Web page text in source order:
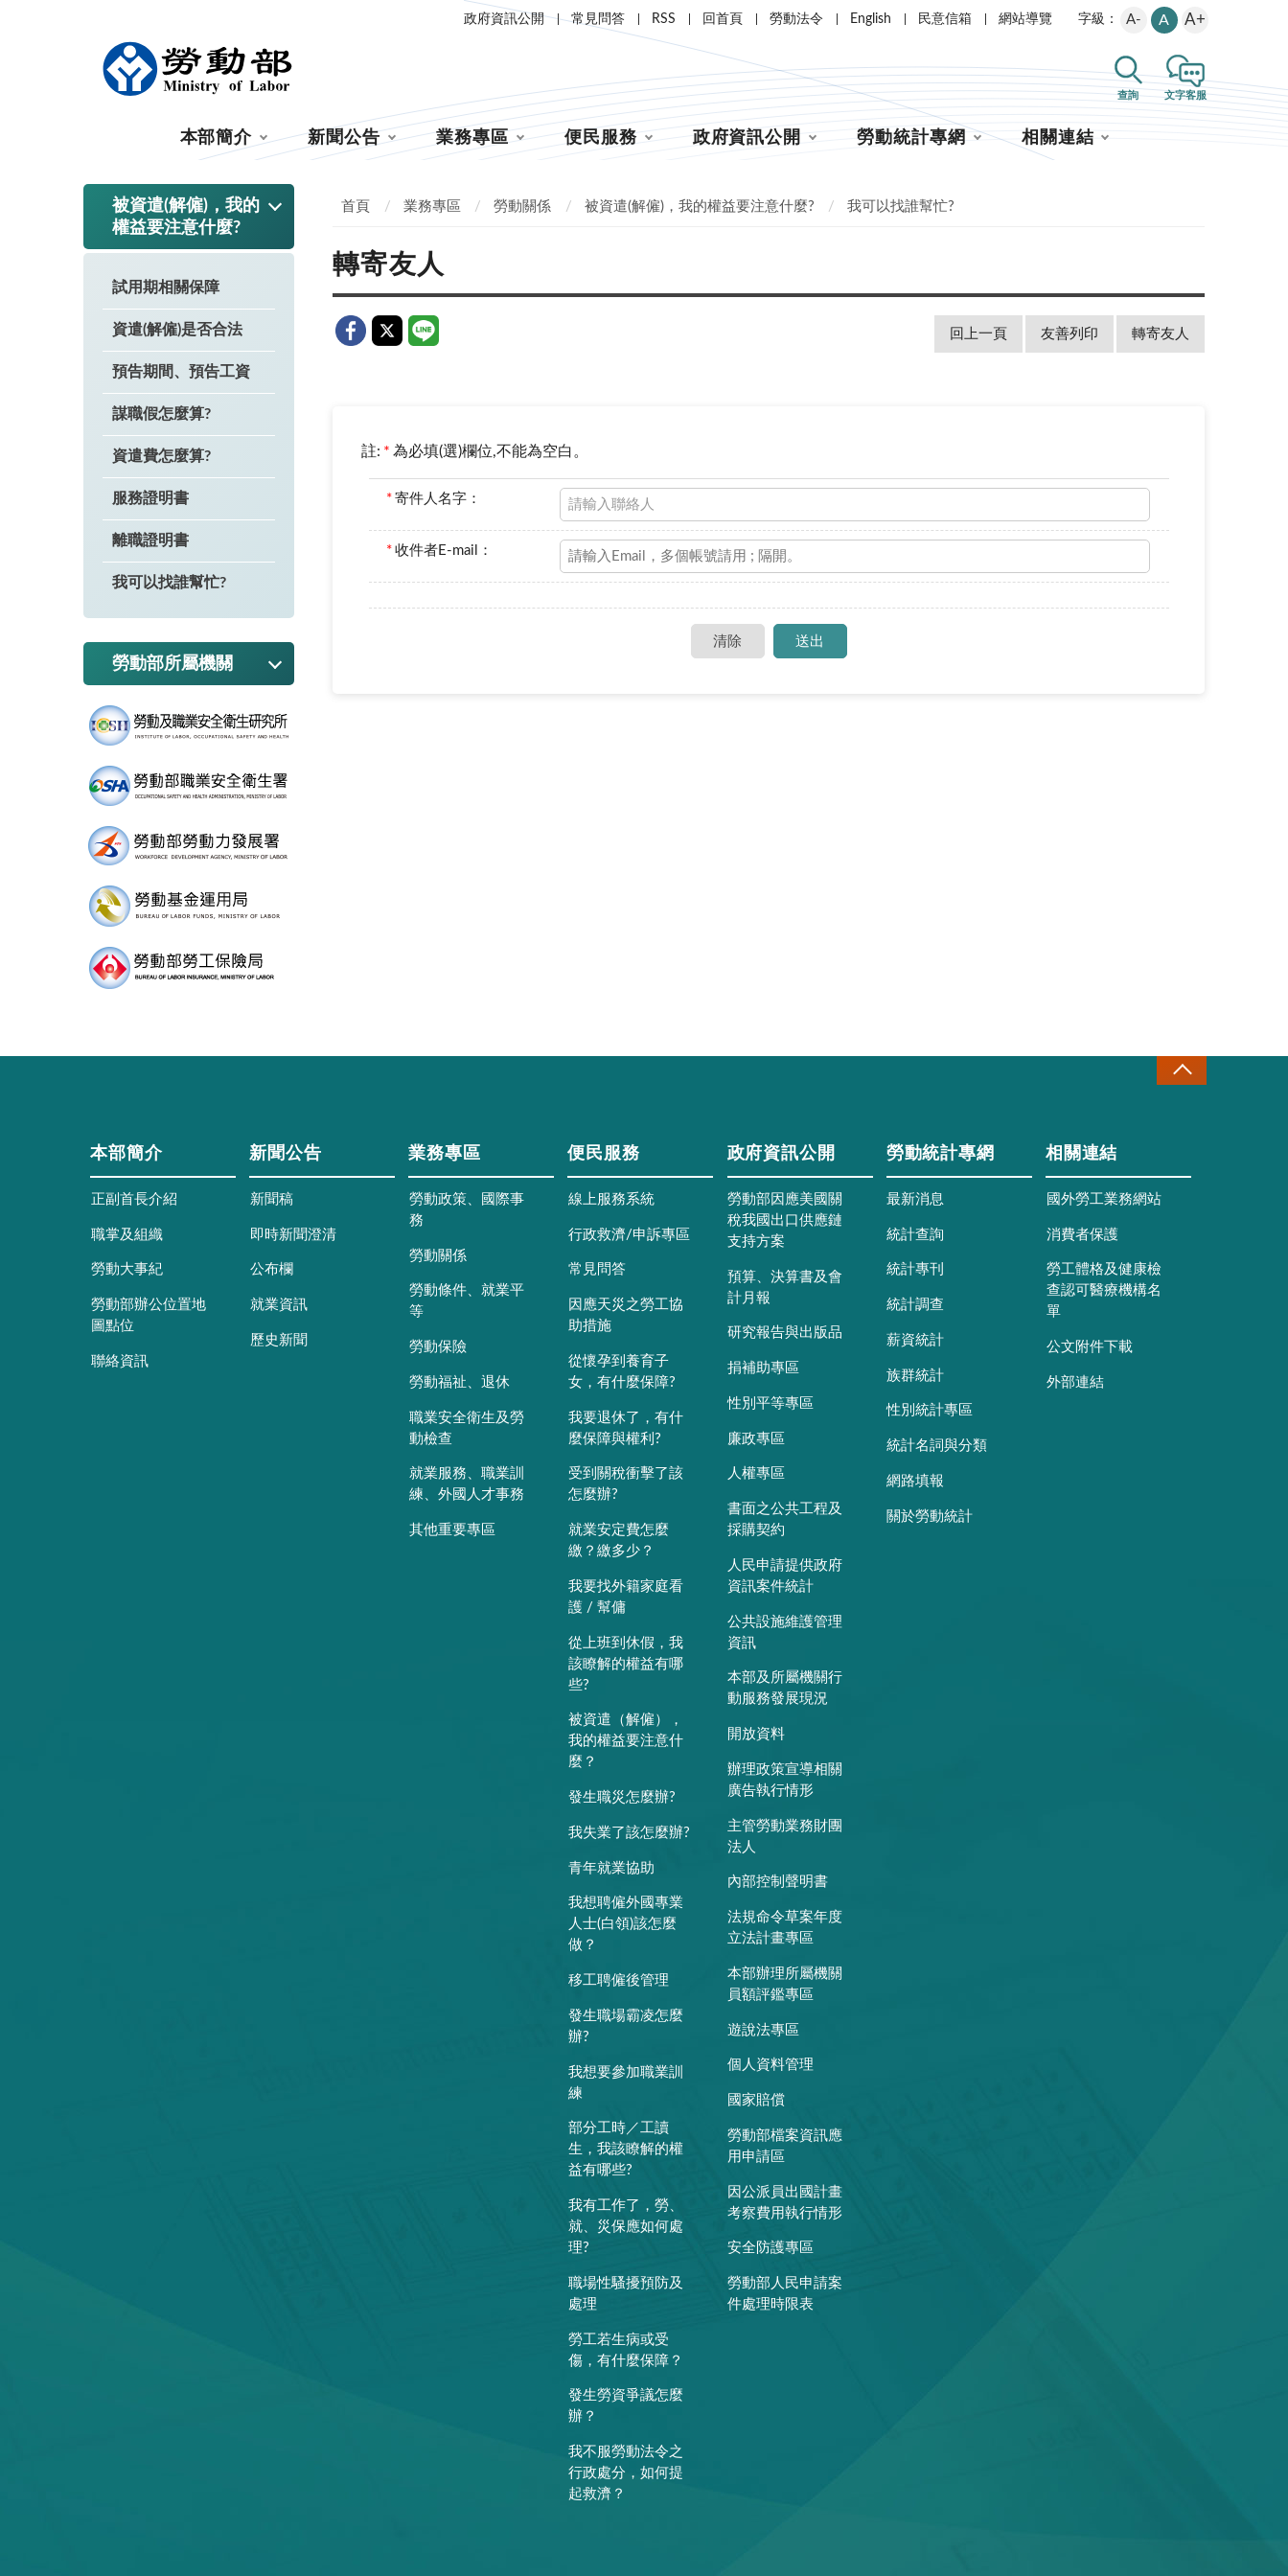
政府資訊公開 常見問答 RSS 回首頁 勞動法令 English 民意信箱 網站導覽 字級： A- A A+
查詢 文字客服
本部簡介 新聞公告 業務專區 便民服務 政府資訊公開 勞動統計專網 相關連結
被資遣(解僱)，我的
權益要注意什麼?
試用期相關保障
資遣(解僱)是否合法
預告期間、預告工資
謀職假怎麼算?
資遣費怎麼算?
服務證明書
離職證明書
我可以找誰幫忙?
勞動部所屬機關
首頁 業務專區 勞動關係 被資遣(解僱)，我的權益要注意什麼? 我可以找誰幫忙?
轉寄友人
回上一頁 友善列印 轉寄友人
註: * 為必填(選)欄位,不能為空白。
* 寄件人名字：
* 收件者E-mail：
本部簡介
正副首長介紹
職掌及組織
勞動大事紀
勞動部辦公位置地
圖點位
聯絡資訊
新聞公告
新聞稿
即時新聞澄清
公布欄
就業資訊
歷史新聞
業務專區
勞動政策、國際事
務
勞動關係
勞動條件、就業平
等
勞動保險
勞動福祉、退休
職業安全衛生及勞
動檢查
就業服務、職業訓
練、外國人才事務
其他重要專區
便民服務
線上服務系統
行政救濟/申訴專區
常見問答
因應天災之勞工協
助措施
從懷孕到養育子
女，有什麼保障?
我要退休了，有什
麼保障與權利?
受到關稅衝擊了該
怎麼辦?
就業安定費怎麼
繳？繳多少？
我要找外籍家庭看
護 / 幫傭
從上班到休假，我
該瞭解的權益有哪
些?
被資遣（解僱），
我的權益要注意什
麼？
發生職災怎麼辦?
我失業了該怎麼辦?
青年就業協助
我想聘僱外國專業
人士(白領)該怎麼
做？
移工聘僱後管理
發生職場霸凌怎麼
辦?
我想要參加職業訓
練
部分工時／工讀
生，我該瞭解的權
益有哪些?
我有工作了，勞、
就、災保應如何處
理?
職場性騷擾預防及
處理
勞工若生病或受
傷，有什麼保障？
發生勞資爭議怎麼
辦？
我不服勞動法令之
行政處分，如何提
起救濟？
政府資訊公開
勞動部因應美國關
稅我國出口供應鏈
支持方案
預算、決算書及會
計月報
研究報告與出版品
捐補助專區
性別平等專區
廉政專區
人權專區
書面之公共工程及
採購契約
人民申請提供政府
資訊案件統計
公共設施維護管理
資訊
本部及所屬機關行
動服務發展現況
開放資料
辦理政策宣導相關
廣告執行情形
主管勞動業務財團
法人
內部控制聲明書
法規命令草案年度
立法計畫專區
本部辦理所屬機關
員額評鑑專區
遊說法專區
個人資料管理
國家賠償
勞動部檔案資訊應
用申請區
因公派員出國計畫
考察費用執行情形
安全防護專區
勞動部人民申請案
件處理時限表
勞動統計專網
最新消息
統計查詢
統計專刊
統計調查
薪資統計
族群統計
性別統計專區
統計名詞與分類
網路填報
關於勞動統計
相關連結
國外勞工業務網站
消費者保護
勞工體格及健康檢
查認可醫療機構名
單
公文附件下載
外部連結